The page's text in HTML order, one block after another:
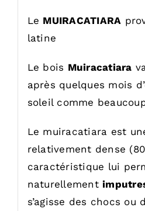
Le MUIRACATIARA
latine
Le bois Muiracatiara
après quelques mois
soleil comme
Le muiracatiara est
relativement dense
caractéristique lui
naturellement
s’agisse des chocs ou